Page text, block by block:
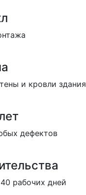
и кровли здания
дефектов
рабочих дней